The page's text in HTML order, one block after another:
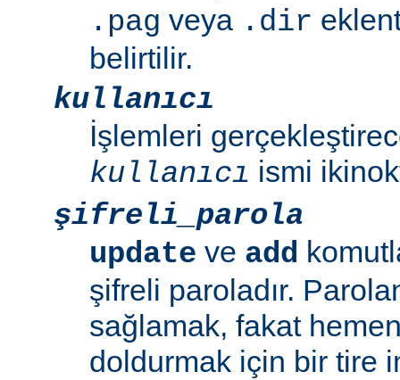
.pag veya .dir
belirtilir.
kullanıcı
İşlemleri
kullanıcı ismi
şifreli_parola
update ve add
şifreli paroladır.
sağlamak, fakat
doldurmak için bir tire